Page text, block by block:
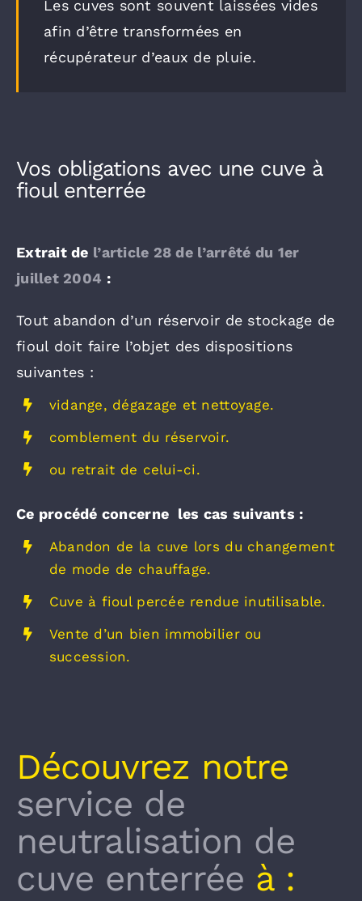
Les cuves sont souvent laissées vides
afin d’être transformées en
récupérateur d’eaux de pluie.
Vos obligations avec une cuve à
fioul enterrée
Extrait de l’article 28 de l’arrêté du 1er
juillet 2004 :
Tout abandon d’un réservoir de stockage de
fioul doit faire l’objet des dispositions
suivantes :
vidange, dégazage et nettoyage.
comblement du réservoir.
ou retrait de celui-ci.
Ce procédé concerne les cas suivants :
Abandon de la cuve lors du changement
de mode de chauffage.
Cuve à fioul percée rendue inutilisable.
Vente d’un bien immobilier ou
succession.
Découvrez notre
service de
neutralisation de
cuve enterrée à :